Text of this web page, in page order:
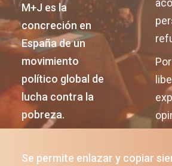
M+J es la
concreción en
España de un
movimiento
político global de
lucha contra la
pobreza.
Se permite enlazar y copiar